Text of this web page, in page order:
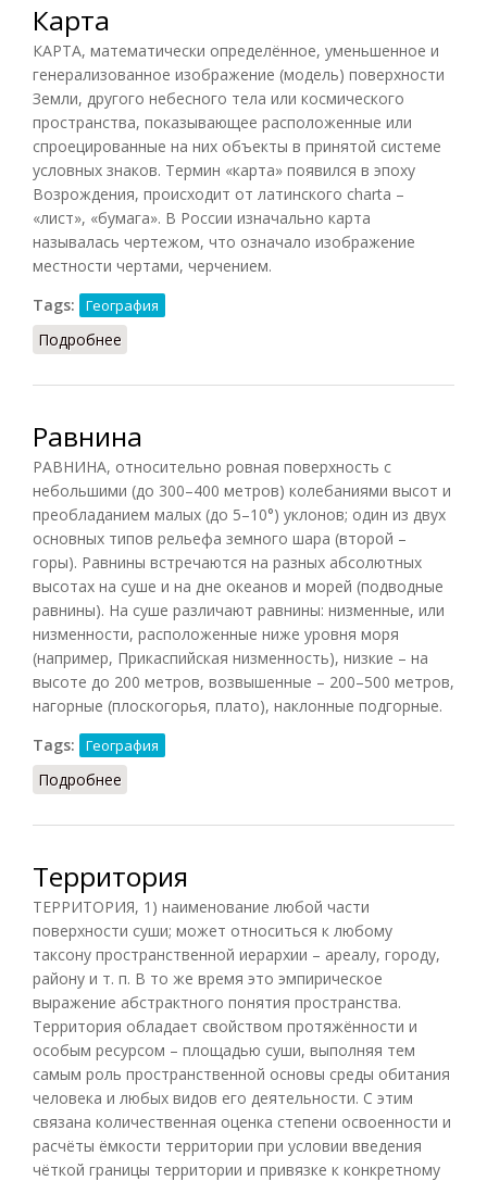
Карта
КАРТА, математически определённое, уменьшенное и
генерализованное изображение (модель) поверхности
Земли, другого небесного тела или космического
пространства, показывающее расположенные или
спроецированные на них объекты в принятой системе
условных знаков. Термин «карта» появился в эпоху
Возрождения, происходит от латинского charta –
«лист», «бумага». В России изначально карта
называлась чертежом, что означало изображение
местности чертами, черчением.
Tags:
География
Подробнее
Равнина
РАВНИНА, относительно ровная поверхность с
небольшими (до 300–400 метров) колебаниями высот и
преобладанием малых (до 5–10°) уклонов; один из двух
основных типов рельефа земного шара (второй –
горы). Равнины встречаются на разных абсолютных
высотах на суше и на дне океанов и морей (подводные
равнины). На суше различают равнины: низменные, или
низменности, расположенные ниже уровня моря
(например, Прикаспийская низменность), низкие – на
высоте до 200 метров, возвышенные – 200–500 метров,
нагорные (плоскогорья, плато), наклонные подгорные.
Tags:
География
Подробнее
Территория
ТЕРРИТОРИЯ, 1) наименование любой части
поверхности суши; может относиться к любому
таксону пространственной иерархии – ареалу, городу,
району и т. п. В то же время это эмпирическое
выражение абстрактного понятия пространства.
Территория обладает свойством протяжённости и
особым ресурсом – площадью суши, выполняя тем
самым роль пространственной основы среды обитания
человека и любых видов его деятельности. С этим
связана количественная оценка степени освоенности и
расчёты ёмкости территории при условии введения
чёткой границы территории и привязке к конкретному